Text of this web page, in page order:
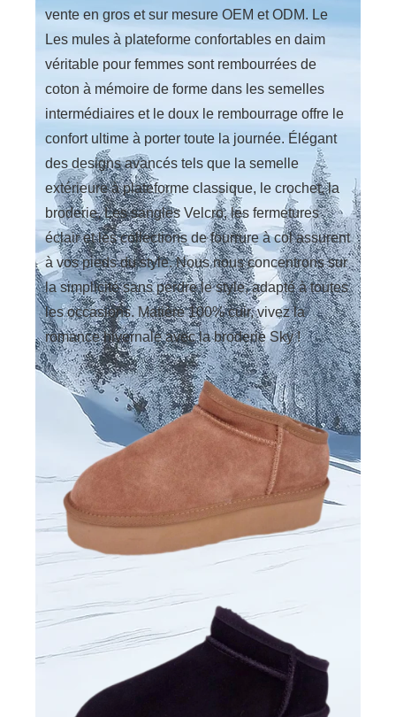
vente en gros et sur mesure OEM et ODM. Le
Les mules à plateforme confortables en daim
véritable pour femmes sont rembourrées de
coton à mémoire de forme dans les semelles
intermédiaires et le doux le rembourrage offre le
confort ultime à porter toute la journée. Élégant
des designs avancés tels que la semelle
extérieure à plateforme classique, le crochet, la
broderie, Les sangles Velcro, les fermetures
éclair et les collections de fourrure à col assurent
à vos pieds du style. Nous nous concentrons sur
la simplicité sans perdre le style, adapté à toutes
les occasions. Matière 100% cuir, vivez la
romance hivernale avec la broderie Sky !